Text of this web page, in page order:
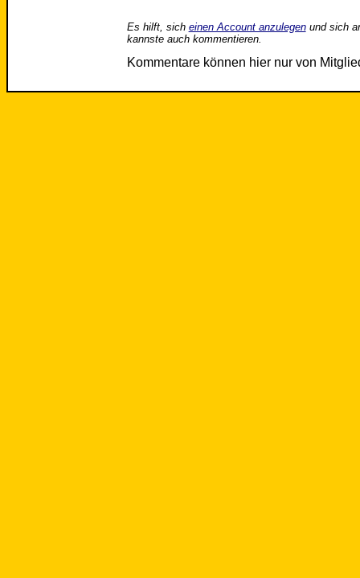
Es hilft, sich einen Account anzulegenund sich
kannste auch kommentieren.
Kommentare können hier nur von